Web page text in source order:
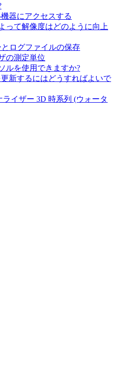
器にアクセスする
って解像度はどのように向上
ログファイルの保存
の測定単位
ルを使用できますか?
新するにはどうすればよいで
イザー 3D 時系列 (ウォータ